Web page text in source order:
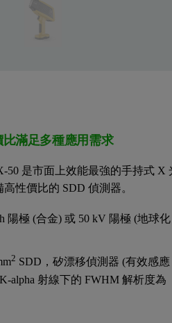
滿足多種應用需求
50 是市面上效能最強的手持式 X
性價比的 SDD 偵測器。
陽極 (合金) 或 50 kV 陽極 (地球化
2 SDD，矽漂移偵測器 (有效感應
alpha 射線下的 FWHM 解析度為